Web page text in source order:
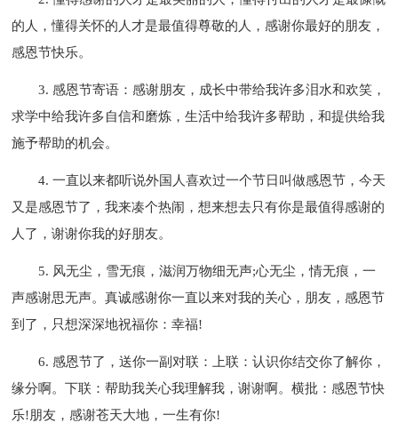
的人，懂得关怀的人才是最值得尊敬的人，感谢你最好的朋友，
感恩节快乐。
3. 感恩节寄语：感谢朋友，成长中带给我许多泪水和欢笑，
求学中给我许多自信和磨炼，生活中给我许多帮助，和提供给我
施予帮助的机会。
4. 一直以来都听说外国人喜欢过一个节日叫做感恩节，今天
又是感恩节了，我来凑个热闹，想来想去只有你是最值得感谢的
人了，谢谢你我的好朋友。
5. 风无尘，雪无痕，滋润万物细无声;心无尘，情无痕，一
声感谢思无声。真诚感谢你一直以来对我的关心，朋友，感恩节
到了，只想深深地祝福你：幸福!
6. 感恩节了，送你一副对联：上联：认识你结交你了解你，
缘分啊。下联：帮助我关心我理解我，谢谢啊。横批：感恩节快
乐!朋友，感谢苍天大地，一生有你!